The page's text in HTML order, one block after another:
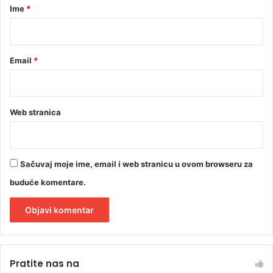
rIme *
Email *
Web stranica
Sačuvaj moje ime, email i web stranicu u ovom browseru za
buduće komentare.
tPratite nas na